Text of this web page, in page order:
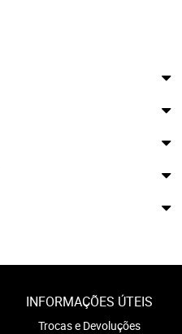
INFORMAÇÕES ÚTEIS
Trocas e Devoluções